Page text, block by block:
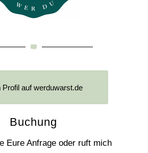
Profil auf werduwarst.de
Buchung
Eure Anfrage oder ruft mich